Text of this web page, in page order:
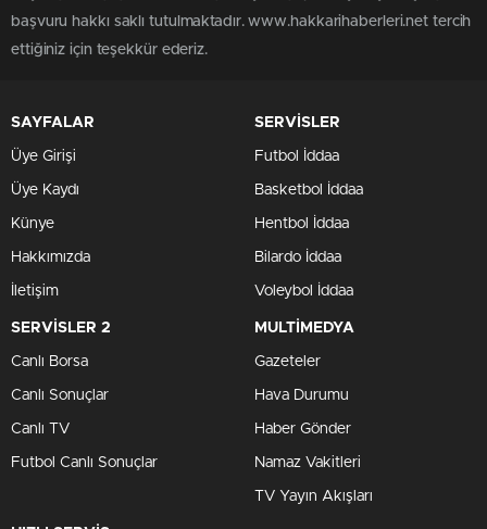
başvuru hakkı saklı tutulmaktadır. www.hakkarihaberleri.net tercih
ettiğiniz için teşekkür ederiz.
SAYFALAR
Üye Girişi
Üye Kaydı
Künye
Hakkımızda
İletişim
SERVİSLER
Futbol İddaa
Basketbol İddaa
Hentbol İddaa
Bilardo İddaa
Voleybol İddaa
SERVİSLER 2
Canlı Borsa
Canlı Sonuçlar
Canlı TV
Futbol Canlı Sonuçlar
MULTİMEDYA
Gazeteler
Hava Durumu
Haber Gönder
Namaz Vakitleri
TV Yayın Akışları